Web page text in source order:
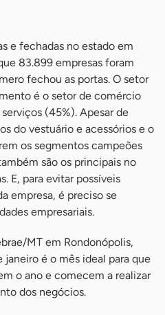
e fechadas no estado em
83.899 empresas foram
fechou as portas. O setor
é o setor de comércio
(45%). Apesar de
do vestuário e acessórios e o
os segmentos campeões
são os principais no
E, para evitar possíveis
empresa, é preciso se
empresariais.
MT em Rondonópolis,
janeiro é o mês ideal para que
o ano e comecem a realizar
dos negócios.